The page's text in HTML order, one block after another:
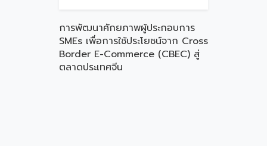
การพัฒนาศักยภาพผู้ประกอบการ
SMEs เพื่อการใช้ประโยชน์จาก Cross
Border E-Commerce (CBEC) สู่
ตลาดประเทศจีน